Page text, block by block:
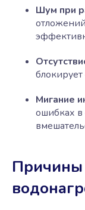
Шум при
Мигание
ошибках в
Причины